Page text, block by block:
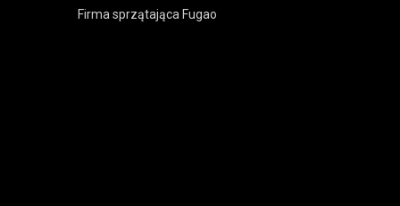
Firma sprzątająca Fugao